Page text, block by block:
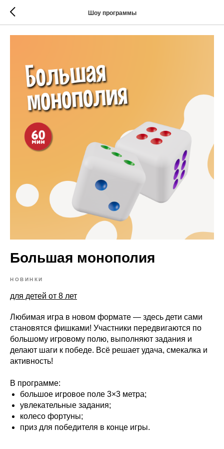
Шоу программы
Большая монополия
НОВИНКИ
для детей от 8 лет
Любимая игра в новом формате — здесь дети сами
становятся фишками! Участники передвигаются по
большому игровому полю, выполняют задания и
делают шаги к победе. Всё решает удача, смекалка и
активность!
В программе:
большое игровое поле 3×3 метра;
увлекательные задания;
колесо фортуны;
приз для победителя в конце игры.